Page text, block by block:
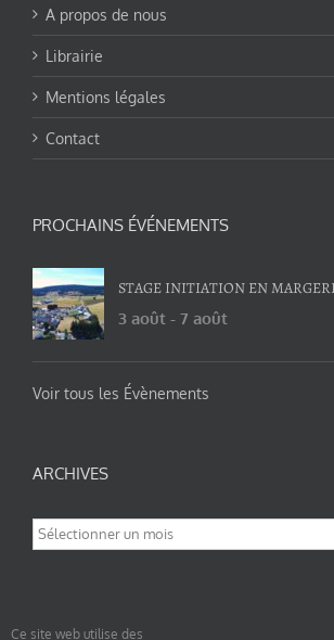
A propos de nous
Librairie
Mentions légales
Contact
PROCHAINS ÉVÉNEMENTS
STAGE INITIATION EN
3 août - 7 août
Voir tous les Évènements
ARCHIVES
Archives
Ce site web utilise des